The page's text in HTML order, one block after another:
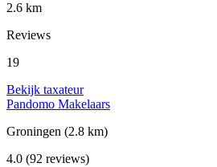
2.6 km
Reviews
19
Bekijk taxateur
Pandomo Makelaars
Groningen (2.8 km)
4.0 (92 reviews)